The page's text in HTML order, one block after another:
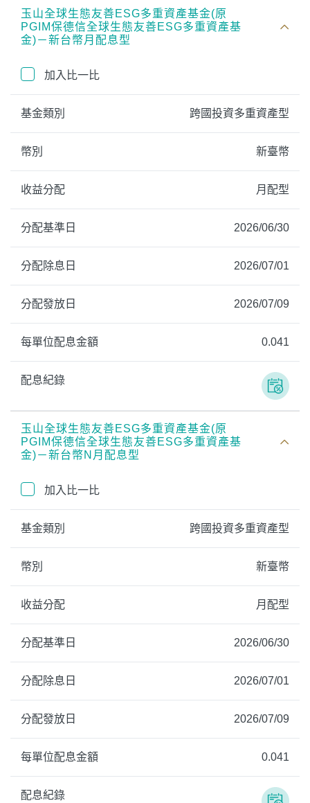
玉山全球生態友善ESG多重資產基金(原
PGIM保德信全球生態友善ESG多重資產基
金)－新台幣月配息型
加入比一比
基金類別 跨國投資多重資產型
幣別 新臺幣
收益分配 月配型
分配基準日 2026/06/30
分配除息日 2026/07/01
分配發放日 2026/07/09
每單位配息金額 0.041
配息紀錄
玉山全球生態友善ESG多重資產基金(原
PGIM保德信全球生態友善ESG多重資產基
金)－新台幣N月配息型
加入比一比
基金類別 跨國投資多重資產型
幣別 新臺幣
收益分配 月配型
分配基準日 2026/06/30
分配除息日 2026/07/01
分配發放日 2026/07/09
每單位配息金額 0.041
配息紀錄